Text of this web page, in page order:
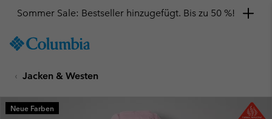
TO
SKIP
MAIN
NAV
Sommer Sale: Bestseller hinzugefügt. Bis zu 50 %!
Jacken & Westen
Neue Farben